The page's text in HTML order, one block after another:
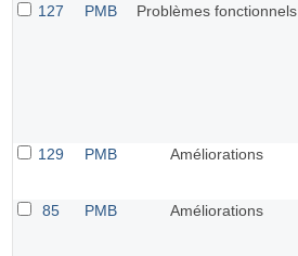
127
PMB Problèmes fonctionnels
129
PMB Améliorations
85
PMB Améliorations